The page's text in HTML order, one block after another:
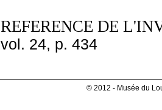
REFERENCE DE
vol. 24, p. 434
© 2012 - Musée du